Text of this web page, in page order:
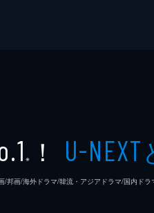
※ ！ U-NEXT
画/海外ドラマ/韓流・アジアドラマ/国内ドラ